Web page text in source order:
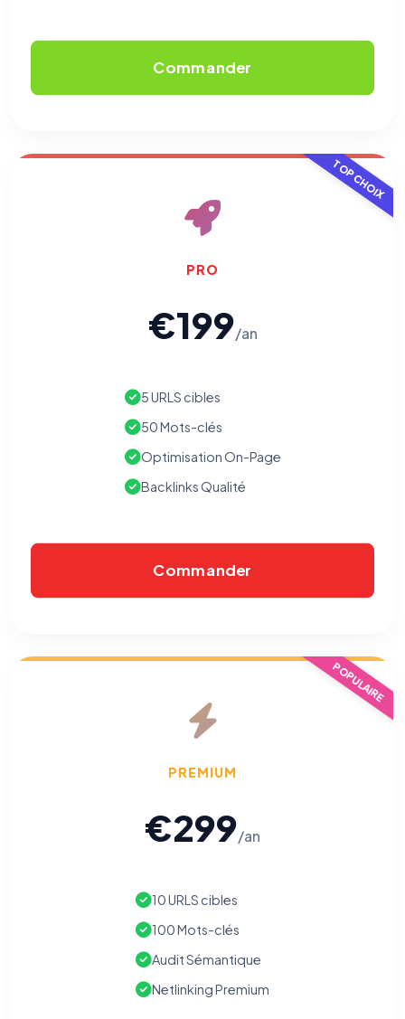
Commander
TOP CHOIX
PRO
€199/an
5 URLS cibles
50 Mots-clés
Optimisation On-Page
Backlinks Qualité
Commander
POPULAIRE
PREMIUM
€299/an
10 URLS cibles
100 Mots-clés
Audit Sémantique
Netlinking Premium